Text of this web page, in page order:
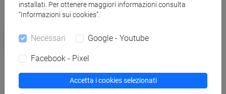
Ca' Foscari e Coldiretti Veneto,
premi di tesi sulla violenza di genere
Eventi e cultura
installati. Per ottenere maggiori informazioni consulta
“Informazioni sui cookies”.
Necessari Google - Youtube
Facebook - Pixel
Accetta i cookies selezionati